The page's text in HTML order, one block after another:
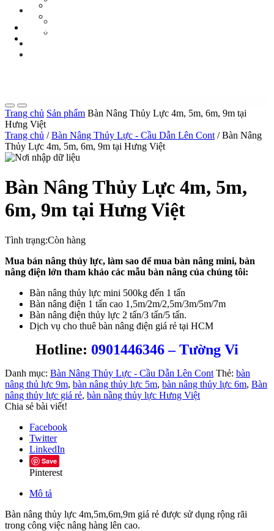
TIN TỨC
LIÊN HỆ
Trang chủ Sản phẩm Bàn Nâng Thủy Lực 4m, 5m, 6m, 9m tại
Hưng Việt
Trang chủ /Bàn Nâng Thủy Lực - Cầu Dẫn Lên Cont / Bàn Nâng
Thủy Lực 4m, 5m, 6m, 9m tại Hưng Việt
Bàn Nâng Thủy Lực 4m, 5m,
6m, 9m tại Hưng Việt
Tình trạng:Còn hàng
Mua bán nâng thủy lực, làm sao để mua bàn nâng mini, bàn
nâng điện lớn tham khảo các mẫu bàn nâng của chúng tôi:
Bàn nâng thủy lực mini 500kg đến 1 tấn
Bàn nâng điện 1 tấn cao 1,5m/2m/2,5m/3m/5m/7m
Bàn nâng điện thủy lực 2 tấn/3 tấn/5 tấn.
Dịch vụ cho thuê bàn nâng điện giá rẻ tại HCM
Hotline: 0901446346 – Tường Vi
Danh mục: Bàn Nâng Thủy Lực - Cầu Dẫn Lên Cont Thẻ: bàn
nâng thủ lực 9m, bàn nâng thủy lực 5m, bàn nâng thủy lực 6m, Bàn
nâng thủy lực giá rẻ, bàn nầng thủy lực Hưng Việt
Chia sẻ bài viết!
Facebook
Twitter
LinkedIn
Save
Pinterest
Mô tả
Bàn nâng thủy lực 4m,5m,6m,9m giá rẻ được sử dụng rộng rãi
trong công việc nâng hàng lên cao.